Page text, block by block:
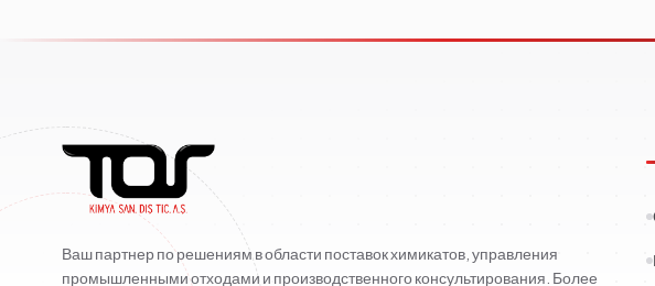
Ваш партнер по решениям в области поставок химикатов, управления
промышленными отходами и производственного консультирования. Более